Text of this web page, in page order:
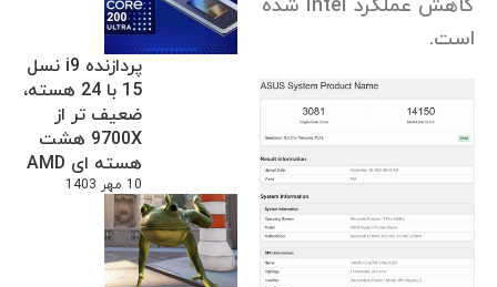
پردازنده i9 نسل
15 با 24 هسته،
ضعیف تر از
9700X هشت
هسته ای AMD
10 مهر 1403
کاهش عملکرد Intel شده
است.